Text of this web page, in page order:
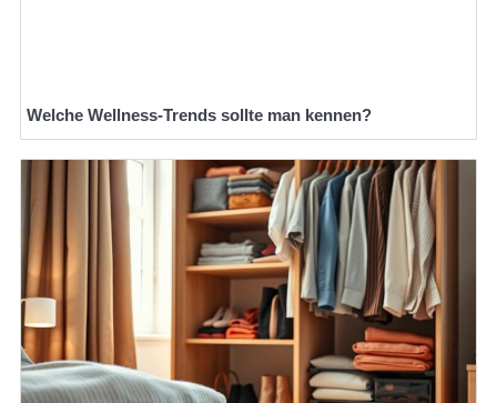
Welche Wellness-Trends sollte man kennen?